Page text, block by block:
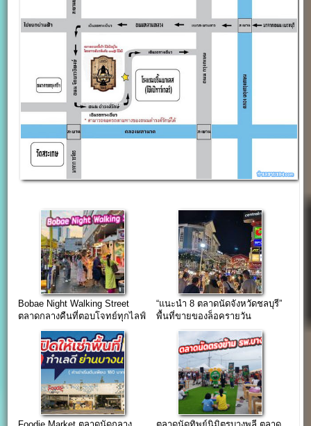
Bobae Night Walking Street
ตลาดกลางคืนที่ตอบโจทย์ทุกไลฟ์
“แนะนำ 8 ตลาดนัดจังหวัดชลบุรี”
พื้นที่ขายของล็อครายวัน